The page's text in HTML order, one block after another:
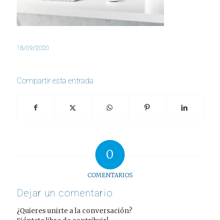
18/09/2020
Compartir esta entrada
0
COMENTARIOS
Dejar un comentario
¿Quieres unirte a la conversación?